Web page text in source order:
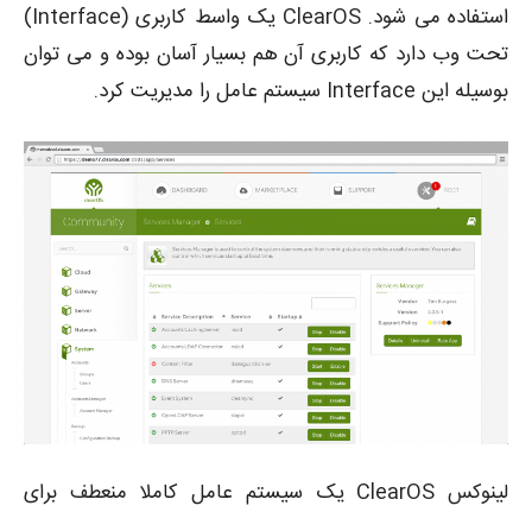
استفاده می شود. ClearOS یک واسط کاربری (Interface)
تحت وب دارد که کاربری آن هم بسیار آسان بوده و می توان
بوسیله این Interface سیستم عامل را مدیریت کرد.
لینوکس ClearOS یک سیستم عامل کاملا منعطف برای